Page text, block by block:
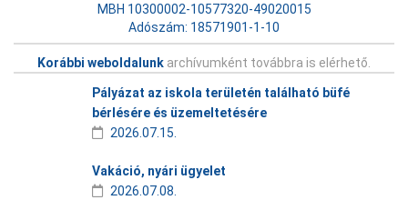
MBH 10300002-10577320-49020015
Adószám: 18571901-1-10
Korábbi weboldalunk archívumként továbbra is elérhető.
Pályázat az iskola területén található büfé
bérlésére és üzemeltetésére
2026.07.15.
Vakáció, nyári ügyelet
2026.07.08.